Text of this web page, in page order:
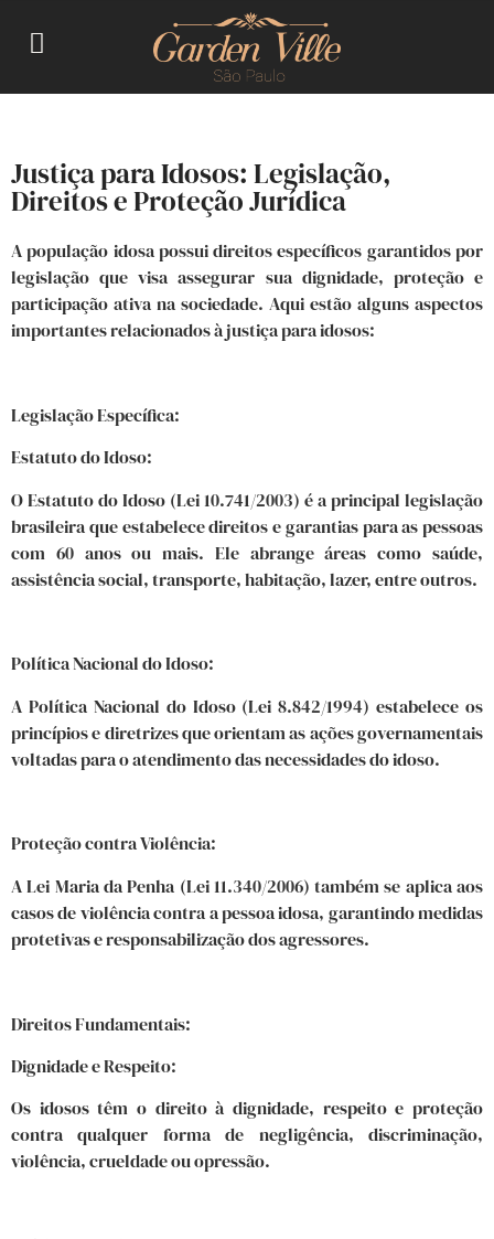
Justiça para Idosos: Legislação,
Direitos e Proteção Jurídica
A população idosa possui direitos específicos garantidos por
legislação que visa assegurar sua dignidade, proteção e
participação ativa na sociedade. Aqui estão alguns aspectos
importantes relacionados à justiça para idosos:
Legislação Específica:
Estatuto do Idoso:
O Estatuto do Idoso (Lei 10.741/2003) é a principal legislação
brasileira que estabelece direitos e garantias para as pessoas
com 60 anos ou mais. Ele abrange áreas como saúde,
assistência social, transporte, habitação, lazer, entre outros.
Política Nacional do Idoso:
A Política Nacional do Idoso (Lei 8.842/1994) estabelece os
princípios e diretrizes que orientam as ações governamentais
voltadas para o atendimento das necessidades do idoso.
Proteção contra Violência:
A Lei Maria da Penha (Lei 11.340/2006) também se aplica aos
casos de violência contra a pessoa idosa, garantindo medidas
protetivas e responsabilização dos agressores.
Direitos Fundamentais:
Dignidade e Respeito:
Os idosos têm o direito à dignidade, respeito e proteção
contra qualquer forma de negligência, discriminação,
violência, crueldade ou opressão.